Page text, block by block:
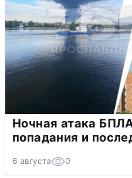
Ночная атака
попадания и
6 августа 0